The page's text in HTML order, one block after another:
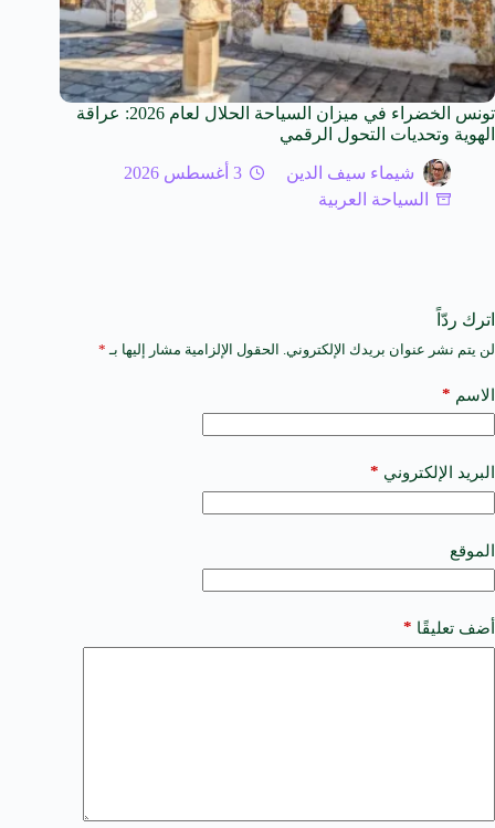
تونس الخضراء في ميزان السياحة الحلال لعام 2026: عراقة
الهوية وتحديات التحول الرقمي
شيماء سيف الدين
3 أغسطس 2026
السياحة العربية
اترك ردّاً
لن يتم نشر عنوان بريدك الإلكتروني. الحقول الإلزامية مشار إليها بـ *
الاسم *
البريد الإلكتروني *
الموقع
أضف تعليقًا *
A
t
e
a
t
i
e
: